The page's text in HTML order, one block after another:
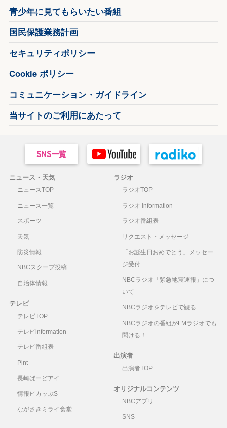
青少年に見てもらいたい番組
国民保護業務計画
セキュリティポリシー
Cookie ポリシー
コミュニケーション・ガイドライン
当サイトのご利用にあたって
ニュース・天気
ニュースTOP
ニュース一覧
スポーツ
天気
防災情報
NBCスクープ投稿
自治体情報
テレビ
テレビTOP
テレビinformation
テレビ番組表
Pint
長崎ばーどアイ
情報ピカッぷS
ながさきミライ食堂
ラジオ
ラジオTOP
ラジオ information
ラジオ番組表
リクエスト・メッセージ
「お誕生日おめでとう」メッセー
ジ受付
NBCラジオ「緊急地震速報」につ
いて
NBCラジオをテレビで観る
NBCラジオの番組がFMラジオでも
聞ける！
出演者
出演者TOP
オリジナルコンテンツ
NBCアプリ
SNS